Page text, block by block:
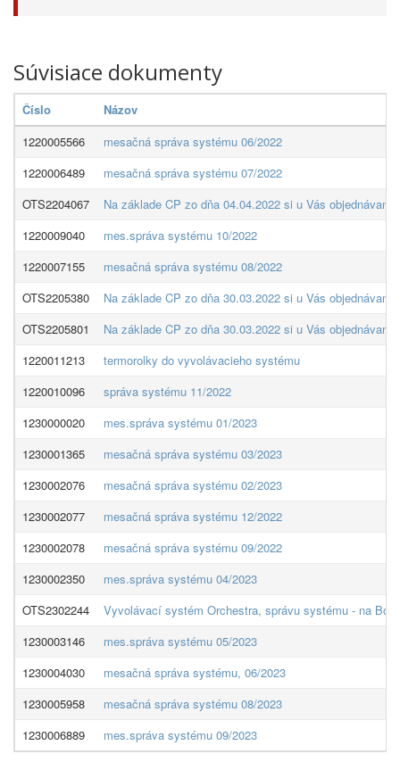
Súvisiace dokumenty
Číslo
Názov
1220005566
mesačná správa systému 06/2022
1220006489
mesačná správa systému 07/2022
OTS2204067
Na základe CP zo dňa 04.04.2022 si u Vás
1220009040
mes.správa systému 10/2022
1220007155
mesačná správa systému 08/2022
OTS2205380
Na základe CP zo dňa 30.03.2022 si u Vás
OTS2205801
Na základe CP zo dňa 30.03.2022 si u Vás
1220011213
termorolky do vyvolávacieho systému
1220010096
správa systému 11/2022
1230000020
mes.správa systému 01/2023
1230001365
mesačná správa systému 03/2023
1230002076
mesačná správa systému 02/2023
1230002077
mesačná správa systému 12/2022
1230002078
mesačná správa systému 09/2022
1230002350
mes.správa systému 04/2023
OTS2302244
Vyvolávací systém Orchestra, správu systému - na
1230003146
mes.správa systému 05/2023
1230004030
mesačná správa systému, 06/2023
1230005958
mesačná správa systému 08/2023
1230006889
mes.správa systému 09/2023